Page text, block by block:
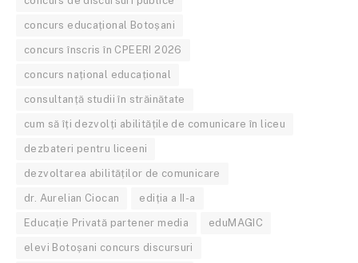
concurs educațional Botoșani
concurs înscris în CPEERI 2026
concurs național educațional
consultanță studii în străinătate
cum să îți dezvolți abilitățile de comunicare în liceu
dezbateri pentru liceeni
dezvoltarea abilităților de comunicare
dr. Aurelian Ciocan ediția a II-a
Educație Privată partener media eduMAGIC
elevi Botoșani concurs discursuri